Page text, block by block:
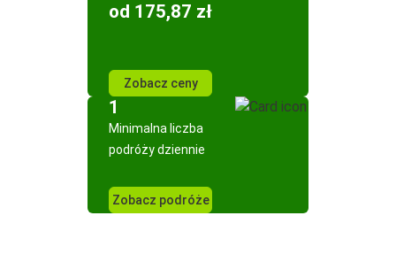
od 175,87 zł
Zobacz ceny
1
Minimalna liczba
podróży dziennie
Zobacz podróże